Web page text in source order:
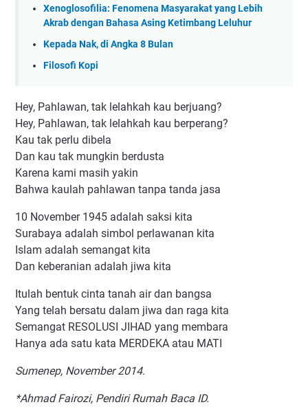
Xenoglosofilia: Fenomena Masyarakat yang Lebih
Akrab dengan Bahasa Asing Ketimbang Leluhur
Kepada Nak, di Angka 8 Bulan
Filosofi Kopi
Hey, Pahlawan, tak lelahkah kau berjuang?
Hey, Pahlawan, tak lelahkah kau berperang?
Kau tak perlu dibela
Dan kau tak mungkin berdusta
Karena kami masih yakin
Bahwa kaulah pahlawan tanpa tanda jasa
10 November 1945 adalah saksi kita
Surabaya adalah simbol perlawanan kita
Islam adalah semangat kita
Dan keberanian adalah jiwa kita
Itulah bentuk cinta tanah air dan bangsa
Yang telah bersatu dalam jiwa dan raga kita
Semangat RESOLUSI JIHAD yang membara
Hanya ada satu kata MERDEKA atau MATI
Sumenep, November 2014.
*Ahmad Fairozi, Pendiri Rumah Baca ID.